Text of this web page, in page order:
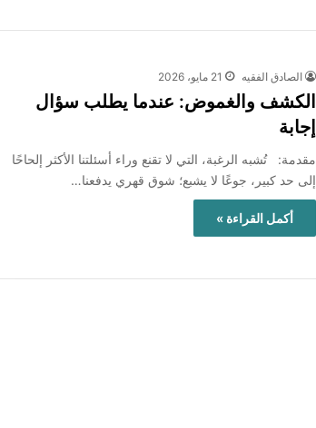
الصادق الفقيه 21 مايو، 2026
‏الكشف والغموض: عندما يطلب سؤال
إجابة‏
مقدمة: ‏ تُشبه الرغبة، التي لا تقنع وراء أسئلتنا الأكثر إلحاحًا
إلى حد كبير، جوعًا لا يشبع؛ شوق قهري يدفعنا…
أكمل القراءة »